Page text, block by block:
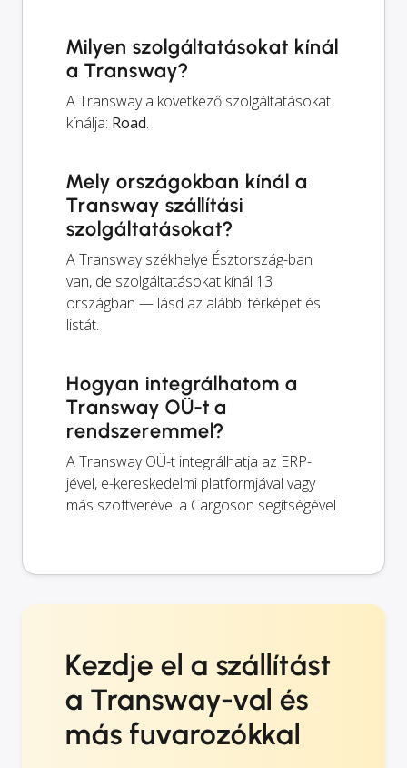
Milyen szolgáltatásokat kínál
a Transway?
A Transway a következő szolgáltatásokat
kínálja: Road.
Mely országokban kínál a
Transway szállítási
szolgáltatásokat?
A Transway székhelye Észtország-ban
van, de szolgáltatásokat kínál 13
országban — lásd az alábbi térképet és
listát.
Hogyan integrálhatom a
Transway OÜ-t a
rendszeremmel?
A Transway OÜ-t integrálhatja az ERP-
jével, e-kereskedelmi platformjával vagy
más szoftverével a Cargoson segítségével.
Kezdje el a szállítást
a Transway-val és
más fuvarozókkal